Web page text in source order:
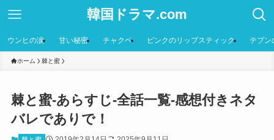
韓国ドラマ.com
ウンヒの涙 甘い秘密 チャクペ ピンクのリップスティック テプン
ホーム 棘と蜜
棘と蜜-あらすじ-全話一覧-感想付きネタ
バレでありで！